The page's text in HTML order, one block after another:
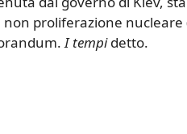
proliferazione nucleare
I tempidetto.